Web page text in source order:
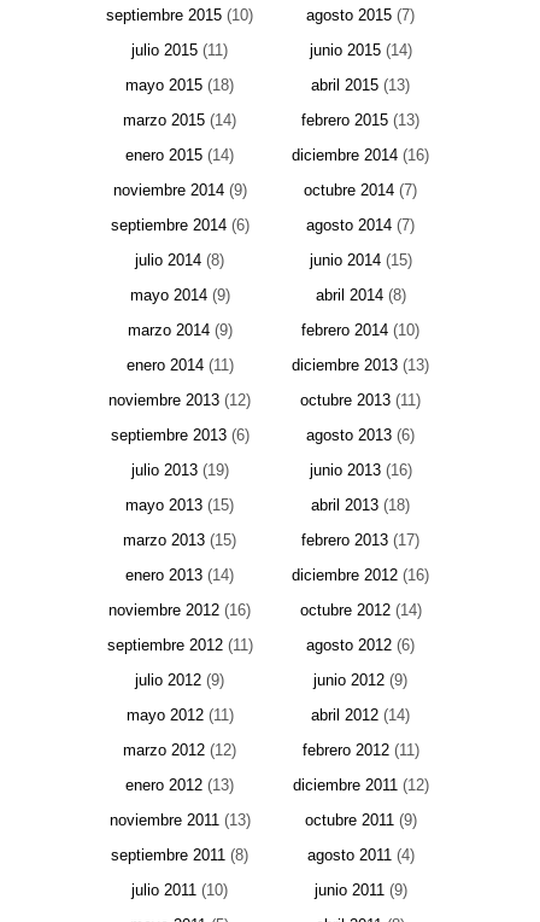
septiembre 2015 (10) agosto 2015 (7)
julio 2015 (11) junio 2015(14)
mayo 2015 (18) abril 2015 (13)
marzo 2015 (14) febrero 2015 (13)
enero 2015 (14) diciembre 2014 (16)
noviembre 2014(9) octubre 2014 (7)
septiembre 2014(6) agosto 2014 (7)
julio 2014 (8) junio 2014(15)
mayo 2014(9) abril 2014(8)
marzo 2014(9) febrero 2014 (10)
enero 2014(11) diciembre 2013 (13)
noviembre 2013 (12) octubre 2013 (11)
septiembre 2013(6) agosto 2013 (6)
julio 2013(19) junio 2013(16)
mayo 2013 (15) abril 2013 (18)
marzo 2013 (15) febrero 2013 (17)
enero 2013 (14) diciembre 2012 (16)
noviembre 2012 (16) octubre 2012(14)
septiembre 2012(11) agosto 2012 (6)
julio 2012 (9) junio 2012 (9)
mayo 2012(11) abril 2012 (14)
marzo 2012 (12) febrero 2012(11)
enero 2012 (13) diciembre 2011(12)
noviembre 2011(13) octubre 2011(9)
septiembre 2011 (8) agosto 2011(4)
julio 2011 (10) junio 2011(9)